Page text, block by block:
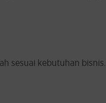
sesuai kebutuhan bisnis.